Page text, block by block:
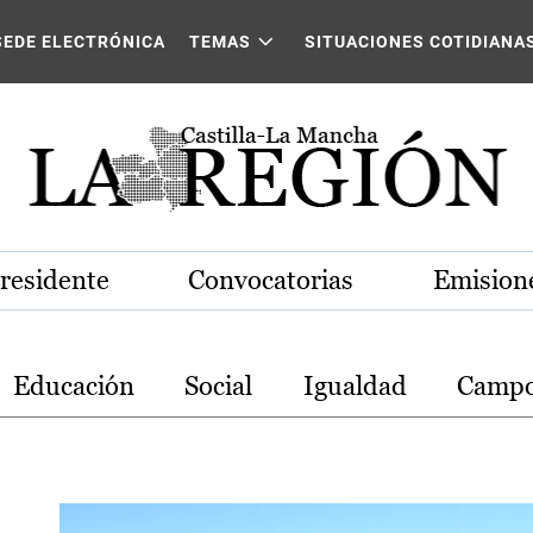
La Mancha
ELECTRÓNICA TEMAS SITUACIONES
Convocatorias
Educación Social Igualdad